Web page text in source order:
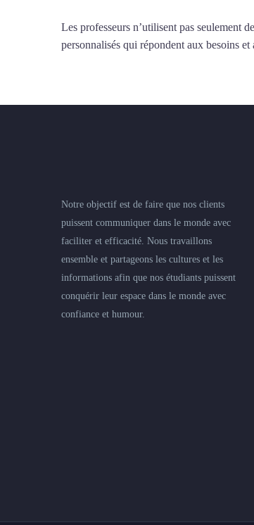
Les professeurs n’utilisent pas seulement
personnalisés qui répondent aux besoins
Notre objectif est de faire que nos clients
puissent communiquer dans le monde avec
faciliter et efficacité. Nous travaillons
ensemble et partageons les cultures et les
informations afin que nos étudiants puissent
conquérir leur espace dans le monde avec
confiance et humour.